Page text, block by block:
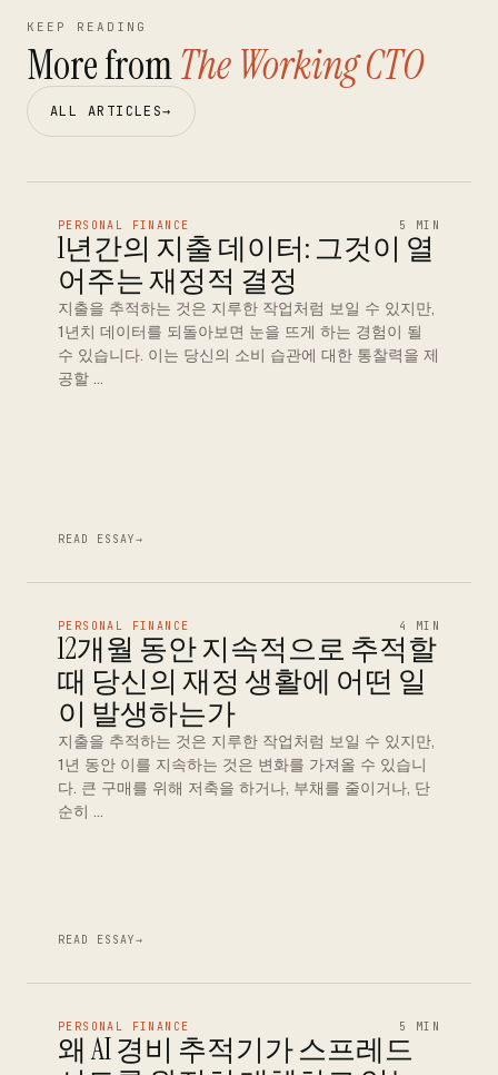
KEEP READING
More fromThe Working CTO
ALL ARTICLES→
PERSONAL FINANCE 5 MIN
1년간의 지출 데이터: 그것이 열
어주는 재정적 결정
지출을 추적하는 것은 지루한 작업처럼 보일 수 있지만,
1년치 데이터를 되돌아보면 눈을 뜨게 하는 경험이 될
수 있습니다. 이는 당신의 소비 습관에 대한 통찰력을 제
공할 …
READ ESSAY→
PERSONAL FINANCE 4 MIN
12개월 동안 지속적으로 추적할
때 당신의 재정 생활에 어떤 일
이 발생하는가
지출을 추적하는 것은 지루한 작업처럼 보일 수 있지만,
1년 동안 이를 지속하는 것은 변화를 가져올 수 있습니
다. 큰 구매를 위해 저축을 하거나, 부채를 줄이거나, 단
순히 …
READ ESSAY→
PERSONAL FINANCE 5 MIN
왜 AI 경비 추적기가 스프레드